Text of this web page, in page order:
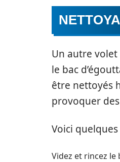
Un autre
le bac
être nettoyés
provoquer
Voici
Videz et rincez le